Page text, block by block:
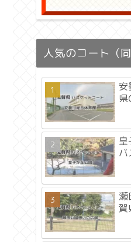
人気のコート（
安
県
皇
バ
瀬
賀